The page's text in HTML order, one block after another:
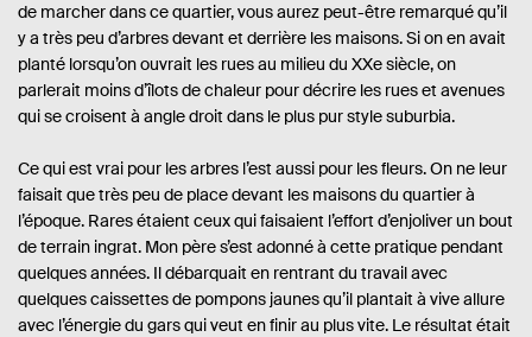
de marcher dans ce quartier, vous aurez peut-être remarqué qu’il
y a très peu d’arbres devant et derrière les maisons. Si on en avait
planté lorsqu’on ouvrait les rues au milieu du XXe siècle, on
parlerait moins d’îlots de chaleur pour décrire les rues et avenues
qui se croisent à angle droit dans le plus pur style suburbia.
Ce qui est vrai pour les arbres l’est aussi pour les fleurs. On ne leur
faisait que très peu de place devant les maisons du quartier à
l’époque. Rares étaient ceux qui faisaient l’effort d’enjoliver un bout
de terrain ingrat. Mon père s’est adonné à cette pratique pendant
quelques années. Il débarquait en rentrant du travail avec
quelques caissettes de pompons jaunes qu’il plantait à vive allure
avec l’énergie du gars qui veut en finir au plus vite. Le résultat était